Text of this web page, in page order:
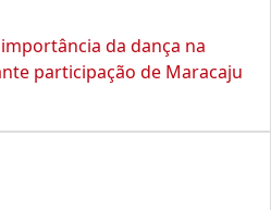
da dança na
participação de Maracaju